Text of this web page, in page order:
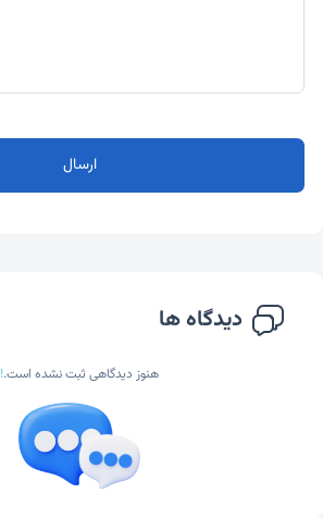
ارسال
دیدگاه ها
هنوز دیدگاهی ثبت نشده است.!